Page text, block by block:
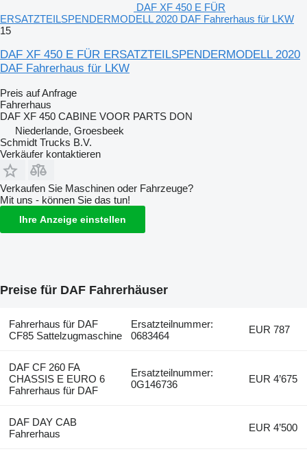
DAF XF 450 E FÜR
ERSATZTEILSPENDERMODELL 2020 DAF Fahrerhaus für LKW
15
DAF XF 450 E FÜR ERSATZTEILSPENDERMODELL 2020
DAF Fahrerhaus für LKW
Preis auf Anfrage
Fahrerhaus
DAF XF 450 CABINE VOOR PARTS DON
Niederlande, Groesbeek
Schmidt Trucks B.V.
Verkäufer kontaktieren
Verkaufen Sie Maschinen oder Fahrzeuge?
Mit uns - können Sie das tun!
Ihre Anzeige einstellen
Preise für DAF Fahrerhäuser
Fahrerhaus für DAF
CF85 Sattelzugmaschine
Ersatzteilnummer:
0683464
EUR 787
DAF CF 260 FA
CHASSIS E EURO 6
Fahrerhaus für DAF
Ersatzteilnummer:
0G146736
EUR 4’675
DAF DAY CAB
Fahrerhaus
EUR 4’500